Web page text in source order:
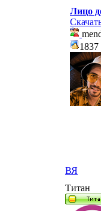
Лицо
1837
ВЯ
Титан